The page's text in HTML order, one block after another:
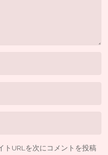
トURLを次にコメントを投稿